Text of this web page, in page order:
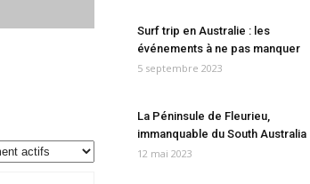
Surf trip en Australie : les
événements à ne pas manquer
5 septembre 2023
La Péninsule de Fleurieu,
immanquable du South Australia
12 mai 2023